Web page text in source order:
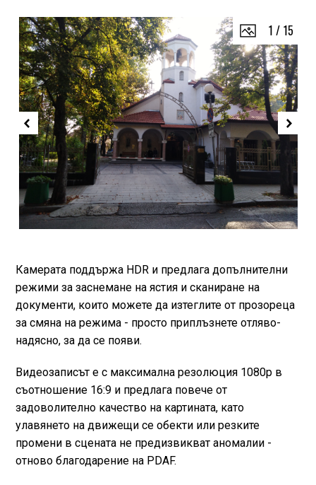
1 / 15
Камерата поддържа HDR и предлага допълнителни
режими за заснемане на ястия и сканиране на
документи, които можете да изтеглите от прозореца
за смяна на режима - просто приплъзнете отляво-
надясно, за да се появи.
Видеозаписът е с максимална резолюция 1080p в
съотношение 16:9 и предлага повече от
задоволително качество на картината, като
улавянето на движещи се обекти или резките
промени в сцената не предизвикват аномалии -
отново благодарение на PDAF.